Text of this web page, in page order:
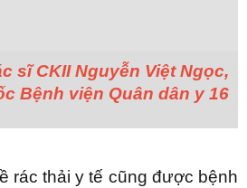
sĩ CKII Nguyễn Việt Ngọc,
Bệnh viện Quân dân y 16
rác thải y tế cũng được bệnh